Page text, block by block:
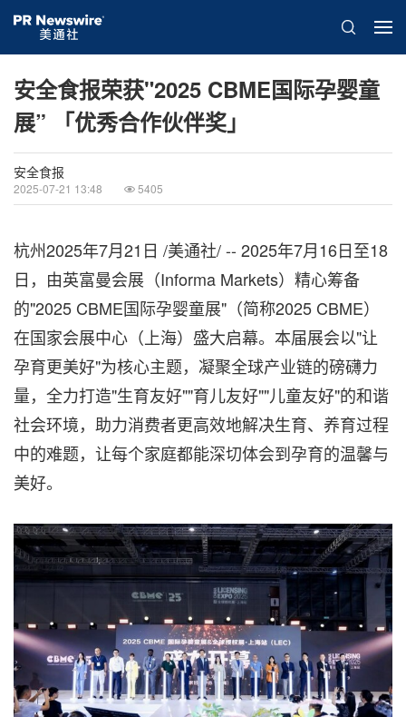
安全食报荣获"2025 CBME国际孕婴童
展” 「优秀合作伙伴奖」
安全食报
2025-07-21 13:48 5405
杭州2025年7月21日 /美通社/ -- 2025年7月16日至18
日，由英富曼会展（Informa Markets）精心筹备
的"2025 CBME国际孕婴童展"（简称2025 CBME）
在国家会展中心（上海）盛大启幕。本届展会以"让
孕育更美好"为核心主题，凝聚全球产业链的磅礴力
量，全力打造"生育友好""育儿友好""儿童友好"的和谐
社会环境，助力消费者更高效地解决生育、养育过程
中的难题，让每个家庭都能深切体会到孕育的温馨与
美好。